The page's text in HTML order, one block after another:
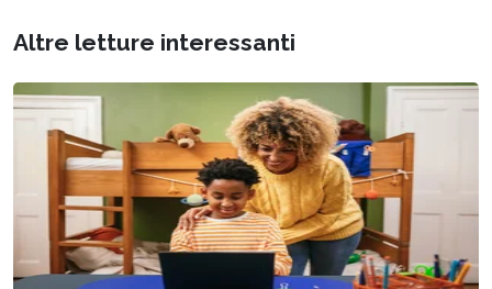
Altre letture interessanti